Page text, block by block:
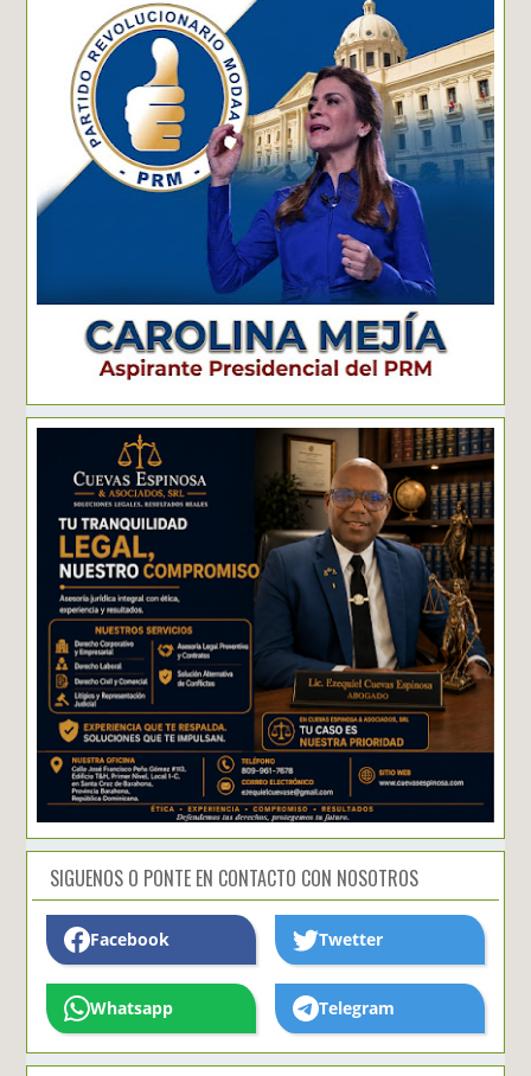
SIGUENOS O PONTE EN CONTACTO CON NOSOTROS
Facebook Twetter
Whatsapp Telegram